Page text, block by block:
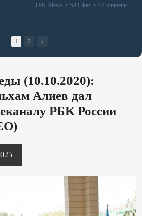
3.9K Views • 58 Likes • 4 Comments
1 2
(10.10.2020):
Алиев дал
РБК России